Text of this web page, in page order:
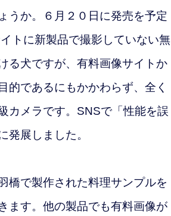
うか。６月２０日に発売を予定
トに新製品で撮影していない無
る犬ですが、有料画像サイトか
的であるにもかかわらず、全く
メラです。 SNSで「性能を誤
展しました。
橋で製作された料理サンプルを
ます。他の製品でも有料画像が